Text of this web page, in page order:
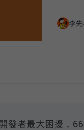
李
發者最大困擾，